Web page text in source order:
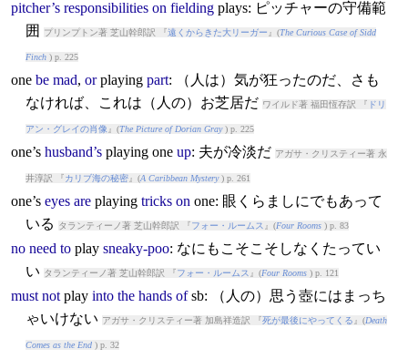
pitcher’s responsibilities on fielding plays: ピッチャーの守備範
囲
プリンプトン著 芝山幹郎訳 『遠くからきた大リーガー 』(The Curious Case of Sidd
Finch) p. 225
one be mad, or playing part: （人は）気が狂ったのだ、さも
なければ、これは（人の）お芝居だ ワイルド著 福田恆存訳 『 ドリ
アン・グレイの肖像』(The Picture of Dorian Gray) p. 225
one’s husband’s playing one up: 夫が冷淡だ アガサ・クリスティー著 永
井淳訳 『 カリブ海の秘密』(A Caribbean Mystery) p. 261
one’s eyes are playing tricks onone: 眼くらましにでもあって
いる
タランティーノ著 芝山幹郎訳 『 フォー・ルームス 』(Four Rooms) p. 83
no need to play sneaky-poo: なにもこそこそしなくたってい
い タランティーノ著 芝山幹郎訳 『 フォー・ルームス 』(Four Rooms) p. 121
must not play into the hands ofsb: （人の）思う壺にはまっち
ゃいけない アガサ・クリスティー著 加島祥造訳 『死が最後にやってくる 』(Death
Comes as the End) p. 32